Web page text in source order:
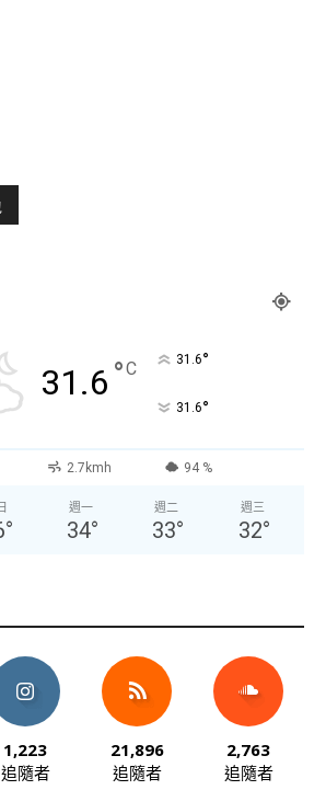
31.6 °C 31.6°
31.6°
2.7kmh 94 %
°
週一
34°
週二
33°
週三
32°
1,223
追隨者
21,896
追隨者
2,763
追隨者